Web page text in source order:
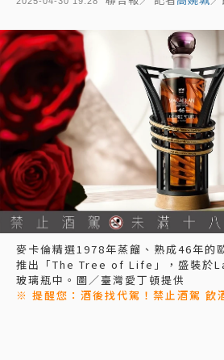
麥卡倫精選1978年蒸餾、熟成46年的
推出「The Tree of Life」，盛裝於
玻璃瓶中。圖／臺灣愛丁頓提供
※ 提醒您：酒後找代駕！禁止酒駕 飲